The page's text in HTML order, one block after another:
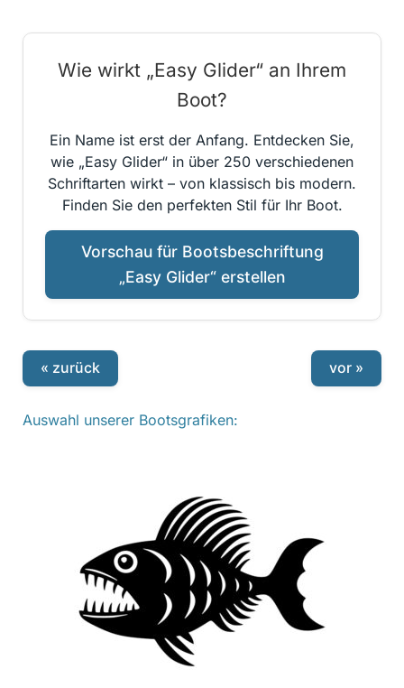
Wie wirkt „Easy Glider“ an Ihrem
Boot?
Ein Name ist erst der Anfang. Entdecken Sie,
wie „Easy Glider“ in über 250 verschiedenen
Schriftarten wirkt – von klassisch bis modern.
Finden Sie den perfekten Stil für Ihr Boot.
Vorschau für Bootsbeschriftung
„Easy Glider“ erstellen
« zurück vor »
Auswahl unserer Bootsgrafiken: